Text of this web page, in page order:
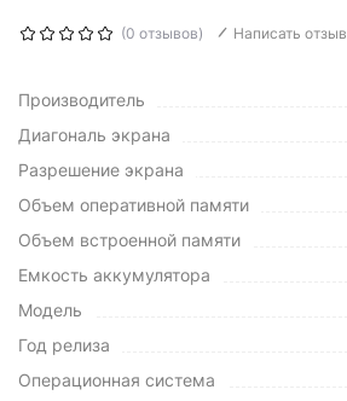
(0 отзывов) Написать отзыв
Производитель
Диагональ экрана
Разрешение экрана
Объем оперативной памяти
Объем встроенной памяти
Емкость аккумулятора
Модель
Год релиза
Операционная система